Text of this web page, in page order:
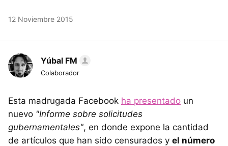
12 Noviembre 2015
Yúbal FM
Colaborador
Esta madrugada Facebook ha presentado un
nuevo "Informe sobre solicitudes
gubernamentales", en donde expone la cantidad
de artículos que han sido censurados y el número